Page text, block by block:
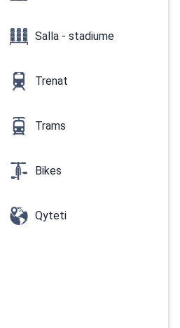
Salla - stadiume
Trenat
Trams
Bikes
Qyteti